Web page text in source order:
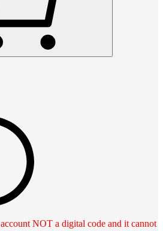
NOT a digital code and it cannot